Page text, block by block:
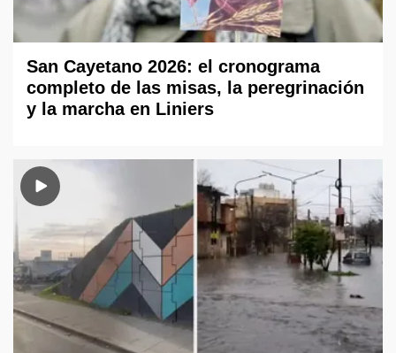
San Cayetano 2026: el cronograma
completo de las misas, la peregrinación
y la marcha en Liniers